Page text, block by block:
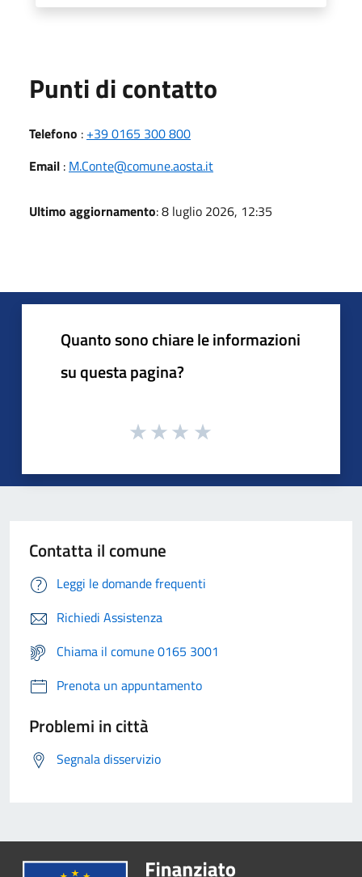
Punti di contatto
Telefono : +39 0165 300 800
Email : M.Conte@comune.aosta.it
Ultimo aggiornamento: 8 luglio 2026, 12:35
Quanto sono chiare le informazioni
su questa pagina?
Contatta il comune
Leggi le domande frequenti
Richiedi Assistenza
Chiama il comune 0165 3001
Prenota un appuntamento
Problemi in città
Segnala disservizio